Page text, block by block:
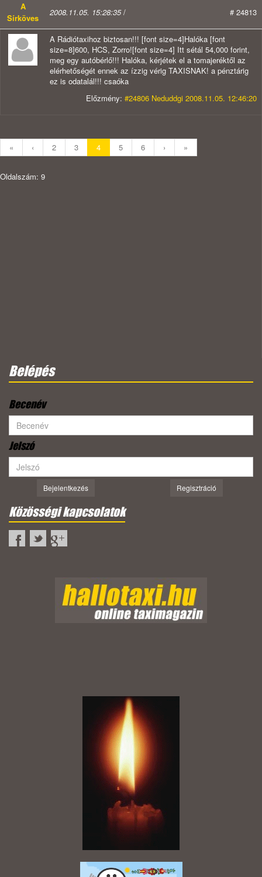
A
Sírköves
2008.11.05. 15:28:35/ # 24813
A Rádiótaxihoz biztosan!!! [font size=4]Halóka [font
size=8]600, HCS, Zorro![font size=4] Itt sétál 54,000 forint,
meg egy autóbérlő!!! Halóka, kérjétek el a tomajeréktől az
elérhetőségét ennek az ízzig vérig TAXISNAK! a pénztárig
ez is odatalál!!! csaóka
Előzmény: #24806 Neduddgi 2008.11.05. 12:46:20
« ‹ 2 3 4 5 6 › »
Oldalszám: 9
Belépés
Becenév
Jelszó
Bejelentkezés Regisztráció
Közösségi kapcsolatok